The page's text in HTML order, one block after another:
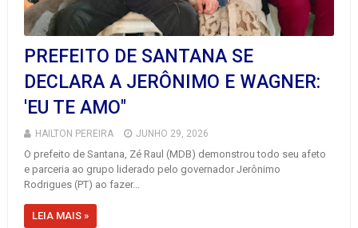
PREFEITO DE SANTANA SE
DECLARA A JERÔNIMO E WAGNER:
'EU TE AMO"
HAILTON PEREIRA JUNHO 29, 2026
O prefeito de Santana, Zé Raul (MDB) demonstrou todo seu afeto
e parceria ao grupo liderado pelo governador Jerônimo
Rodrigues (PT) ao fazer...
LEIA MAIS »